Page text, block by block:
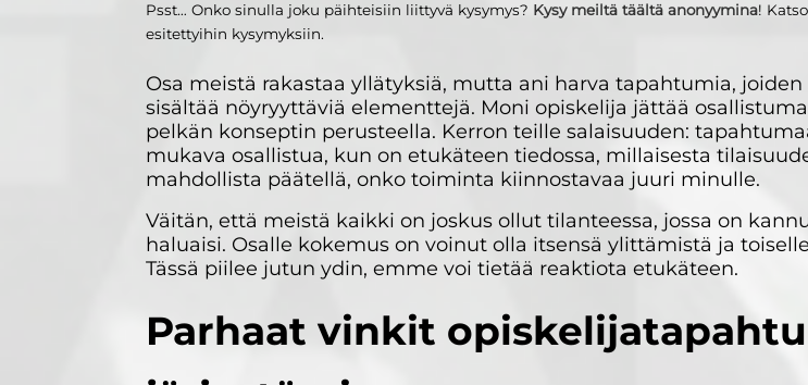
Psst… Onko sinulla joku päihteisiin liittyvä kysymys? Kysy meiltä täältä anonyymina!
esitettyihin kysymyksiin.
Osa meistä rakastaa yllätyksiä, mutta ani harva tapahtumia,
sisältää nöyryyttäviä elementtejä. Moni opiskelija jättää
pelkän konseptin perusteella. Kerron teille salaisuuden:
mukava osallistua, kun on etukäteen tiedossa, millaisesta
mahdollista päätellä, onko toiminta kiinnostavaa juuri minulle.
Väitän, että meistä kaikki on joskus ollut tilanteessa, jossa on
haluaisi. Osalle kokemus on voinut olla itsensä ylittämistä ja
Tässä piilee jutun ydin, emme voi tietää reaktiota etukäteen.
Parhaat vinkit